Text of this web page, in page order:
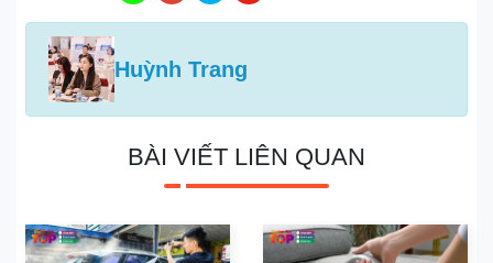
Huỳnh Trang
BÀI VIẾT LIÊN QUAN